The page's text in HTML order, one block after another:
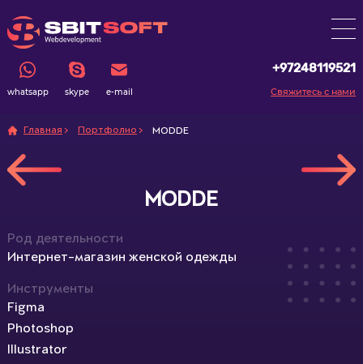
whatsapp skype e-mail
+97248119521
Свяжитесь с нами
Главная Портфолио MODDE
MODDE
Род деятельности
Интернет-магазин женской одежды
Инструменты
Figma
Photoshop
Illustrator